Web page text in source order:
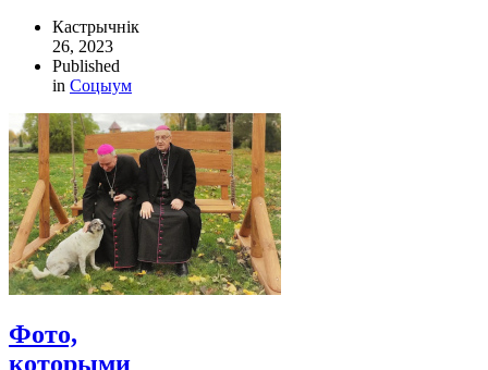
Кастрычнік
26, 2023
Published
in Соцыум
Фото,
которыми